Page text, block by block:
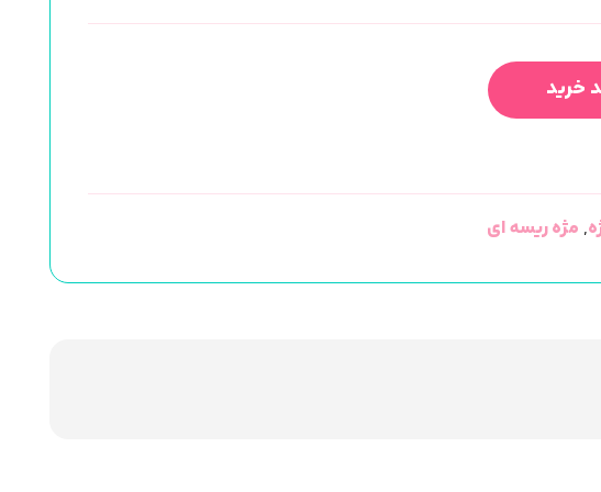
خرید
, مژه ریسه ای